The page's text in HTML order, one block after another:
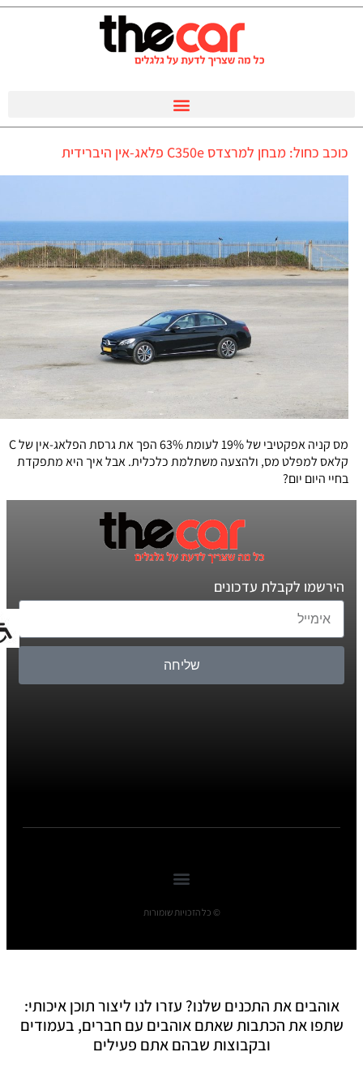
כוכב כחול: מבחן למרצדס C350e פלאג-אין היברידית
מס קניה אפקטיבי של 19% לעומת 63% הפך את גרסת הפלאג-אין של C
קלאס למפלט מס, ולהצעה משתלמת כלכלית. אבל איך היא מתפקדת
בחיי היום יום?
הירשמו לקבלת עדכונים
שליחה
© כל הזכויות שומורות
אוהבים את התכנים שלנו? עזרו לנו ליצור תוכן איכותי:
שתפו את הכתבות שאתם אוהבים עם חברים, בעמודים
ובקבוצות שבהם אתם פעילים